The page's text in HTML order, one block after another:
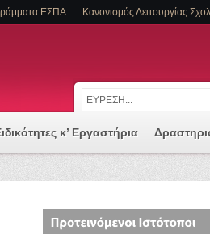
ΕΣΠΑ Κανονισμός Λειτουργίας
κ’ Εργαστήρια